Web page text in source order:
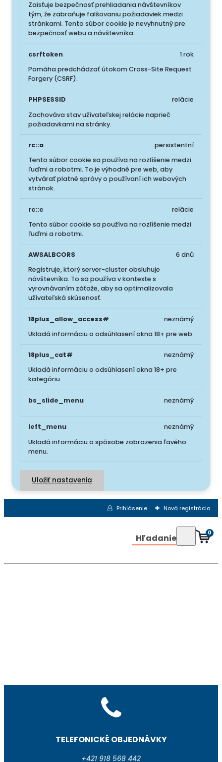
Zaisťuje bezpečnosť prehliadania návštevníkov
tým, že zabraňuje falšovaniu požiadaviek medzi
stránkami. Tento súbor cookie je nevyhnutný pre
bezpečnosť webu a návštevníka.
csrftoken
Pomáha predchádzať útokom Cross-Site Request
Forgery (CSRF).
1 rok
PHPSESSID
Zachováva stav užívateľskej relácie naprieč
požiadavkami na stránky.
relácie
rc::a
Tento súbor cookie sa používa na rozlíšenie medzi
ľuďmi a robotmi. To je výhodné pre web, aby
vytvárať platné správy o používaní ich webových
stránok.
persistentní
rc::c
Tento súbor cookie sa používa na rozlíšenie medzi
ľuďmi a robotmi.
relácie
AWSALBCORS
Registruje, ktorý server-cluster obsluhuje
návštevníka. To sa používa v kontexte s
vyrovnávaním záťaže, aby sa optimalizovala
užívateľská skúsenosť.
6 dnů
18plus_allow_access#
Ukladá informáciu o odsúhlasení okna 18+ pre web.
neznámý
18plus_cat#
Ukladá informáciu o odsúhlasení okna 18+ pre
kategóriu.
neznámý
bs_slide_menu neznámý
left_menu
Ukladá informáciu o spôsobe zobrazenia ľavého
menu.
neznámý
Uložiť nastavenia
Prihlásenie Nová registrácia
Hľadanie 0
TELEFONICKÉ OBJEDNÁVKY
+421 918 568 442